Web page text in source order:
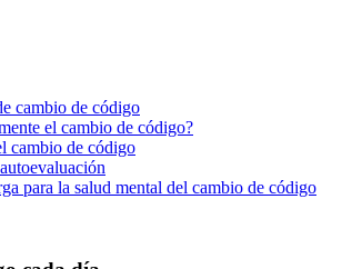
cambio de código
el cambio de código?
cambio de código
para la salud mental del cambio de código